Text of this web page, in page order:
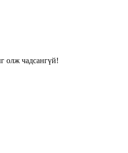
олж чадсангүй!